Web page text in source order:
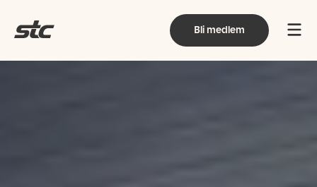
Bli medlem